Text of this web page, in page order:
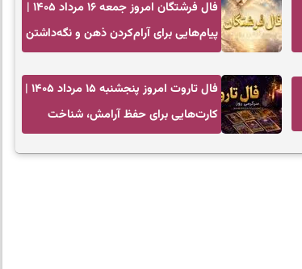
فال فرشتگان امروز جمعه ۱۶ مرداد ۱۴۰۵ |
پیام‌هایی برای آرام‌کردن ذهن و نگه‌داشتن
فال تاروت امروز پنجشنبه ۱۵ مرداد ۱۴۰۵ |
کارت‌هایی برای حفظ آرامش، شناخت